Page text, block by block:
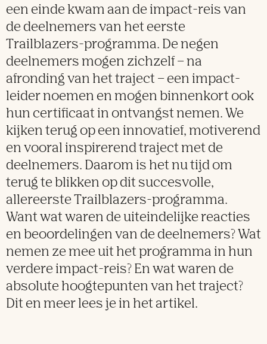
een einde kwam aan de impact-reis van
de deelnemers van het eerste
Trailblazers-programma. De negen
deelnemers mogen zichzelf – na
afronding van het traject – een impact-
leider noemen en mogen binnenkort ook
hun certificaat in ontvangst nemen. We
kijken terug op een innovatief, motiverend
en vooral inspirerend traject met de
deelnemers. Daarom is het nu tijd om
terug te blikken op dit succesvolle,
allereerste Trailblazers-programma.
Want wat waren de uiteindelijke reacties
en beoordelingen van de deelnemers? Wat
nemen ze mee uit het programma in hun
verdere impact-reis? En wat waren de
absolute hoogtepunten van het traject?
Dit en meer lees je in het artikel.